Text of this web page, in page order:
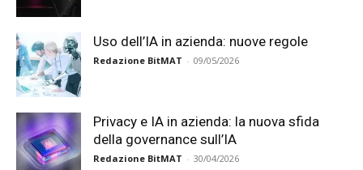
Uso dell’IA in azienda: nuove regole
Redazione BitMAT - 09/05/2026
Privacy e IA in azienda: la nuova sfida
della governance sull’IA
Redazione BitMAT - 30/04/2026